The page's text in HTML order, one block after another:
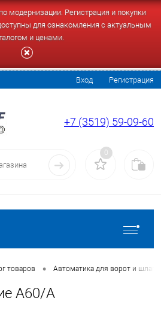
модернизации. Регистрация и покупки
для ознакомления с актуальным
и ценами.
Вход Регистрация
+7 (3519) 59-09-60
0
товаров • Автоматика для ворот и
А60/А